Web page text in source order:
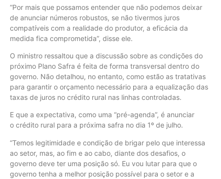
“Por mais que possamos entender que não podemos deixar
de anunciar números robustos, se não tivermos juros
compatíveis com a realidade do produtor, a eficácia da
medida fica comprometida”, disse ele.
O ministro ressaltou que a discussão sobre as condições do
próximo Plano Safra é feita de forma transversal dentro do
governo. Não detalhou, no entanto, como estão as tratativas
para garantir o orçamento necessário para a equalização das
taxas de juros no crédito rural nas linhas controladas.
E que a expectativa, como uma “pré-agenda”, é anunciar
o crédito rural para a próxima safra no dia 1º de julho.
“Temos legitimidade e condição de brigar pelo que interessa
ao setor, mas, ao fim e ao cabo, diante dos desafios, o
governo deve ter uma posição só. Eu vou lutar para que o
governo tenha a melhor posição possível para o setor e a